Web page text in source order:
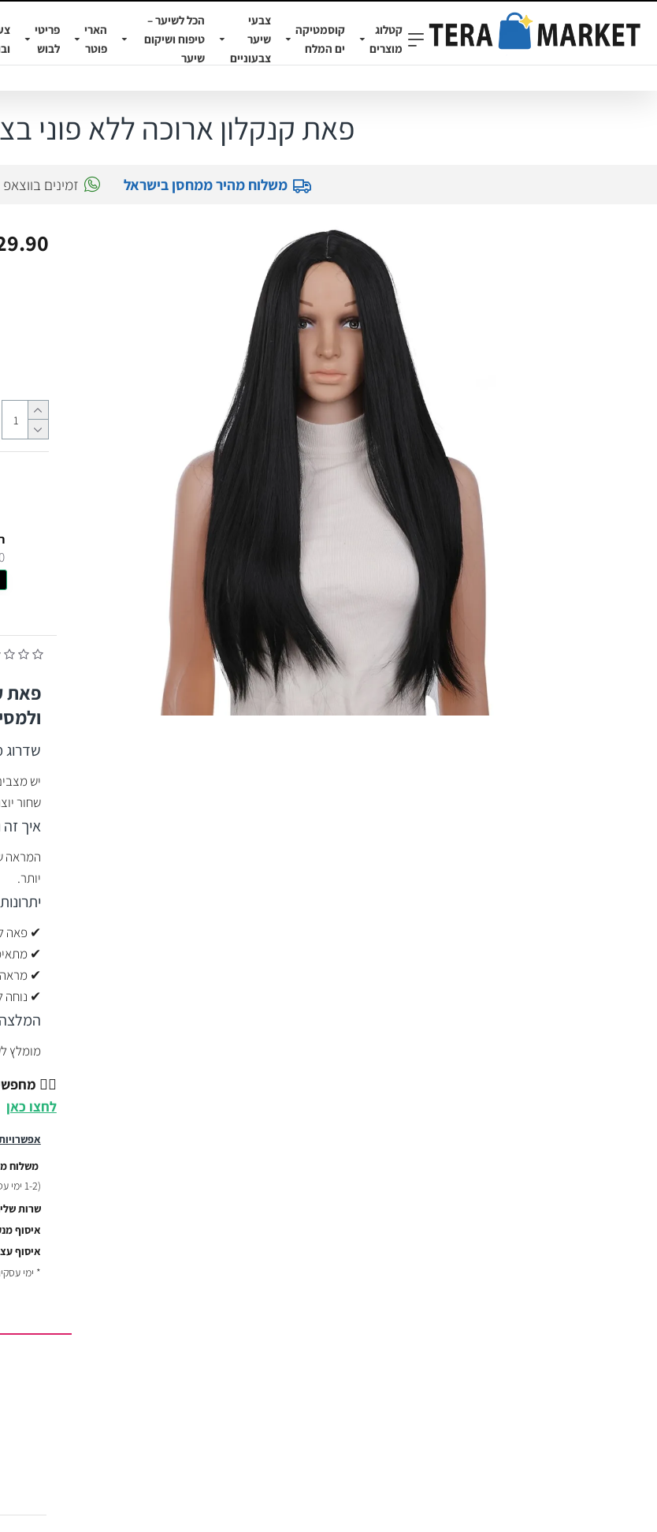
קטלוג
מוצרים
קוסמטיקה
ים המלח
צבעי
שיער
צבעוניים
הכל לשיער –
טיפוח ושיקום
שיער
הארי
פוטר
פריטי
לבוש
פאת קנקלון ארוכה ללא פוני
משלוח מהיר ממחסן בישראל זמינים
משלוח
(1-2 ימי עסקים בהתאם לשעת ההזמנה)
שרות
איסוף
איסוף
* ימי
💇‍♂️
לחצו כאן
פאת
יש
שחור
איך
המראה
יותר.
יתרונות
✔ פאה
✔
✔ מראה
✔ נוחה
המלצה
מומלץ